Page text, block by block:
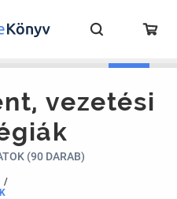
vezetési
(90 DARAB)
/